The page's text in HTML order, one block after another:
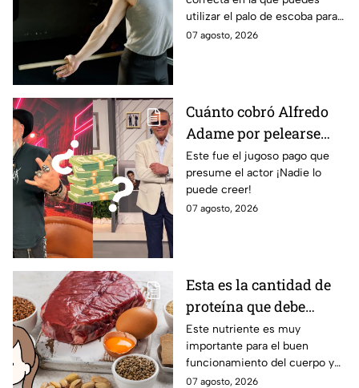
utilizar el palo de escoba para
corregir completamente tu
07 agosto, 2026
Cuánto cobró Alfredo
Adame por pelearse
con Carlos Trejo en
Ring Royale
Este fue el jugoso pago que
presume el actor ¡Nadie lo
puede creer!
07 agosto, 2026
Esta es la cantidad de
proteína que debe
consumir una mujer
mayor de 50 para
mantener el músculo
Este nutriente es muy
importante para el buen
funcionamiento del cuerpo y
se deben ingerir de manera
07 agosto, 2026